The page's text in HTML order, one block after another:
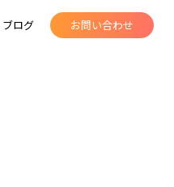
ブログ お問い合わせ